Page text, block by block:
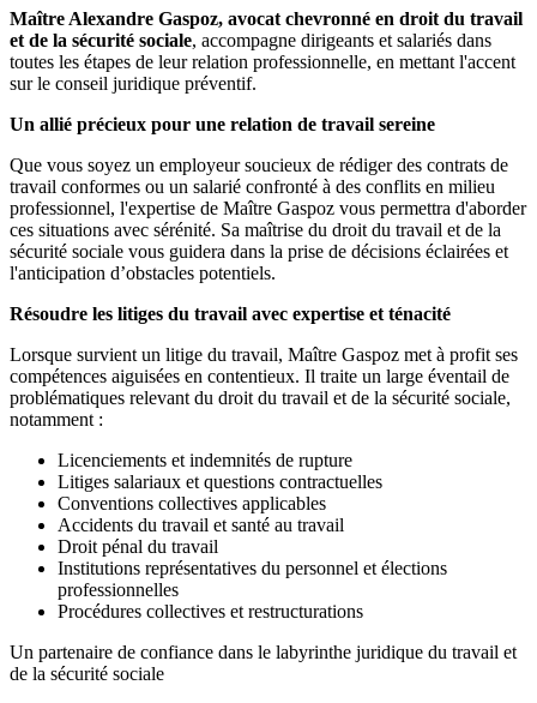
Maître Alexandre Gaspoz, avocat chevronné en droit du travail
et de la sécurité sociale, accompagne dirigeants et salariés dans
toutes les étapes de leur relation professionnelle, en mettant l'accent
sur le conseil juridique préventif.
Un allié précieux pour une relation de travail sereine
Que vous soyez un employeur soucieux de rédiger des contrats de
travail conformes ou un salarié confronté à des conflits en milieu
professionnel, l'expertise de Maître Gaspoz vous permettra d'aborder
ces situations avec sérénité. Sa maîtrise du droit du travail et de la
sécurité sociale vous guidera dans la prise de décisions éclairées et
l'anticipation d’obstacles potentiels.
Résoudre les litiges du travail avec expertise et ténacité
Lorsque survient un litige du travail, Maître Gaspoz met à profit ses
compétences aiguisées en contentieux. Il traite un large éventail de
problématiques relevant du droit du travail et de la sécurité sociale,
notamment :
Licenciements et indemnités de rupture
Litiges salariaux et questions contractuelles
Conventions collectives applicables
Accidents du travail et santé au travail
Droit pénal du travail
Institutions représentatives du personnel et élections
professionnelles
Procédures collectives et restructurations
Un partenaire de confiance dans le labyrinthe juridique du travail et
de la sécurité sociale